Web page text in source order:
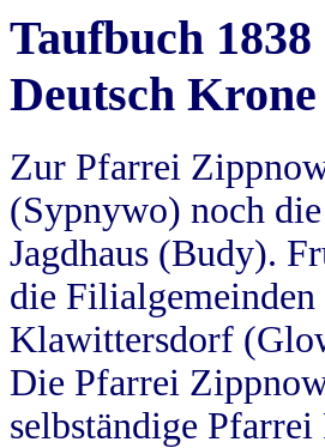
Taufbuch
Deutsch Krone
Zur Pfarrei
(Sypnywo) noch
Jagdhaus (Budy).
die
Klawittersdorf
Die Pfarrei
selbständige